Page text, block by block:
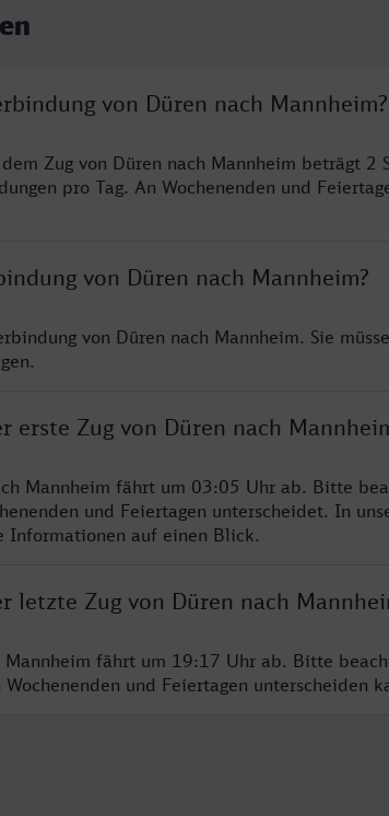
von Düren nach Mannheim?
Zug von Düren nach Mannheim beträgt 2
pro Tag. An Wochenenden und
von Düren nach Mannheim?
von Düren nach Mannheim. Sie
erste Zug von Düren nach
Mannheim fährt um 03:05 Uhr ab. Bitte
und Feiertagen unterscheidet. In
Informationen auf einen Blick.
letzte Zug von Düren nach
fährt um 19:17 Uhr ab. Bitte
und Feiertagen unterscheiden